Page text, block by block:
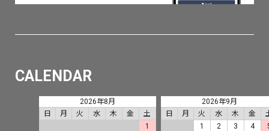
CALENDAR
2026年8月
日
月 火 水 木 金
土
1
2026年9月
日
月 火 水 木 金
1
2 3 4